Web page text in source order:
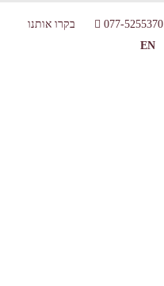
077-5255370
בקרו אותנו
EN